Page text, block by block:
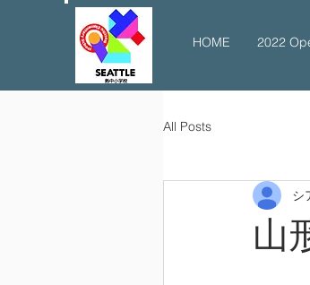
HOME 2022
All Posts
山
シ